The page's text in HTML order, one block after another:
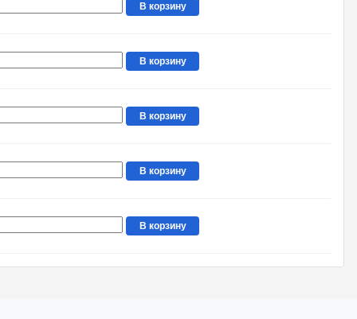
В корзину
В корзину
В корзину
В корзину
В корзину